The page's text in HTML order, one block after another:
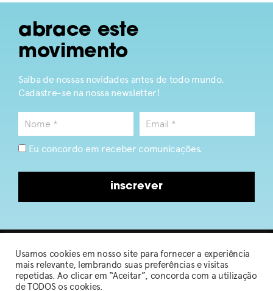
abrace este
movimento
Saiba de nossas novidades antes de todo mundo.
Cadastre-se na nossa newsletter!
Eu concordo em receber comunicações.
inscrever
2026 © Sou de Algodão
Usamos cookies em nosso site para fornecer a experiência
mais relevante, lembrando suas preferências e visitas
repetidas. Ao clicar em “Aceitar”, concorda com a utilização
de TODOS os cookies.